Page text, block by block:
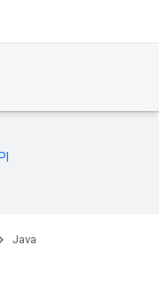
Java